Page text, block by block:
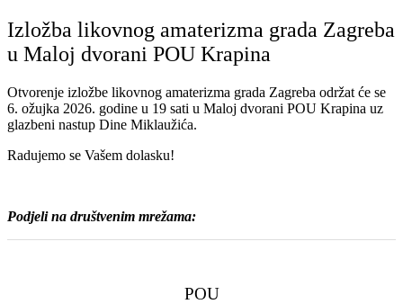
Izložba likovnog amaterizma grada Zagreba
u Maloj dvorani POU Krapina
Otvorenje izložbe likovnog amaterizma grada Zagreba održat će se
6. ožujka 2026. godine u 19 sati u Maloj dvorani POU Krapina uz
glazbeni nastup Dine Miklaužića.
Radujemo se Vašem dolasku!
Podjeli na društvenim mrežama:
POU